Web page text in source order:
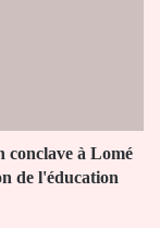
conclave à Lomé
de l'éducation